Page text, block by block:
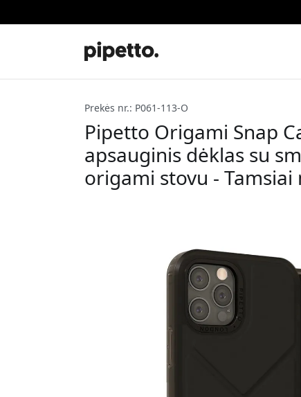
Prekės nr.: P061-113-O
Pipetto Origami Snap
apsauginis dėklas su
origami stovu -